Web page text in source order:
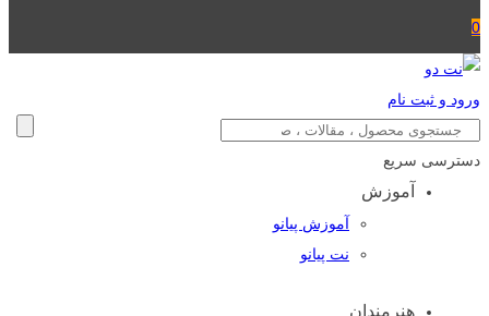
0
ورود و ثبت نام
دسترسی سریع
آموزش
آموزش پیانو
نت پیانو
هنرمندان